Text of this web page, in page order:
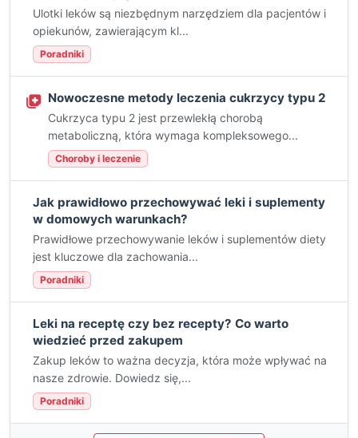
Ulotki leków są niezbędnym narzędziem dla pacjentów i
opiekunów, zawierającym kl...
Poradniki
Nowoczesne metody leczenia cukrzycy typu 2
Cukrzyca typu 2 jest przewlekłą chorobą
metaboliczną, która wymaga kompleksowego...
Choroby i leczenie
Jak prawidłowo przechowywać leki i suplementy
w domowych warunkach?
Prawidłowe przechowywanie leków i suplementów diety
jest kluczowe dla zachowania...
Poradniki
Leki na receptę czy bez recepty? Co warto
wiedzieć przed zakupem
Zakup leków to ważna decyzja, która może wpływać na
nasze zdrowie. Dowiedz się,...
Poradniki